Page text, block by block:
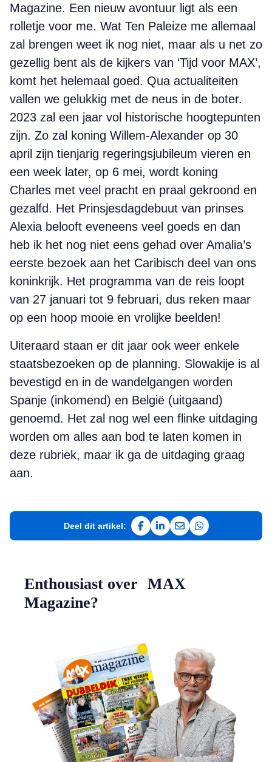
Magazine. Een nieuw avontuur ligt als een
rolletje voor me. Wat Ten Paleize me allemaal
zal brengen weet ik nog niet, maar als u net zo
gezellig bent als de kijkers van ‘Tijd voor MAX’,
komt het helemaal goed. Qua actualiteiten
vallen we gelukkig met de neus in de boter.
2023 zal een jaar vol historische hoogtepunten
zijn. Zo zal koning Willem-Alexander op 30
april zijn tienjarig regeringsjubileum vieren en
een week later, op 6 mei, wordt koning
Charles met veel pracht en praal gekroond en
gezalfd. Het Prinsjesdagdebuut van prinses
Alexia belooft eveneens veel goeds en dan
heb ik het nog niet eens gehad over Amalia’s
eerste bezoek aan het Caribisch deel van ons
koninkrijk. Het programma van de reis loopt
van 27 januari tot 9 februari, dus reken maar
op een hoop mooie en vrolijke beelden!
Uiteraard staan er dit jaar ook weer enkele
staatsbezoeken op de planning. Slowakije is al
bevestigd en in de wandelgangen worden
Spanje (inkomend) en België (uitgaand)
genoemd. Het zal nog wel een flinke uitdaging
worden om alles aan bod te laten komen in
deze rubriek, maar ik ga de uitdaging graag
aan.
Deel dit artikel:
Deel op Facebook
Deel op LinkedIn
Deel via e-mail
Deel via
Enthousiast over MAX
Magazine?